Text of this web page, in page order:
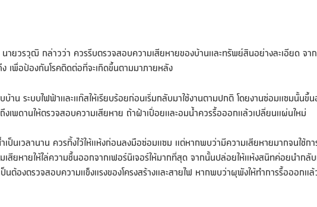
ยวรวุฒิ กล่าวว่า ควรรีบตรวจสอบความเสียหายของบ้านและทรัพย์สินอย่างละเอียด จา
เพื่อป้องกันโรคติดต่อที่จะเกิดขึ้นตามมาภายหลัง
น ระบบไฟฟ้าและแก๊สให้เรียบร้อยก่อนเริ่มกลับมาใช้งานตามปกติ โดยงานซ่อมแซมนั้นขึ้น
เพดานให้ตรวจสอบความเสียหาย ถ้าฝ้าเปื่อยและอมน้ำควรรื้อออกแล้วเปลี่ยนแผ่นใหม่
ป็นเวลานาน ควรทิ้งไว้ให้แห้งก่อนลงมือซ่อมแซม แต่หากพบว่ามีความเสียหายมากจนใช้กา
เสียหายให้ไล่ความชื้นออกจากเฟอร์นิเจอร์ให้มากที่สุด จากนั้นปล่อยให้แห้งสนิทค่อยนำกลั
ต้องตรวจสอบความแข็งแรงของโครงสร้างและสายไฟ หากพบว่าผุพังให้ทำการรื้อออกแล้